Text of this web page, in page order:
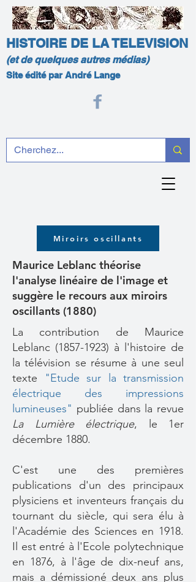
HISTOIRE DE LA TELEVISION
(et de quelques autres médias)
Site édité par André Lange
Miroirs oscillants
Maurice Leblanc théorise
l'analyse linéaire de l'image et
suggère le recours aux miroirs
oscillants (1880)
La contribution de Maurice
Leblanc (1857-1923) à l'histoire de
la télévision se résume à une seul
texte
"Etude sur la transmission
électrique des impressions
lumineuses" publiée dans la revue
La Lumière électrique, le 1er
décembre 1880.
C'est une des premières
publications d'un des principaux
plysiciens et inventeurs français du
tournant du siècle, qui sera élu à
l'Académie des Sciences en 1918.
Il est entré à l'Ecole polytechnique
en 1876, à l'âge de dix-neuf ans,
mais a démissioné deux ans plus